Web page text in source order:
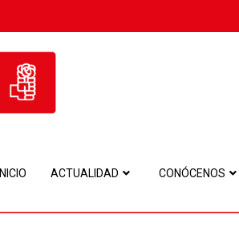
INICIO ACTUALIDAD CONÓCENOS